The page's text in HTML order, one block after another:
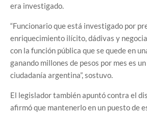
era investigado.
“Funcionario que está investigado por
enriquecimiento ilícito, dádivas y
con la función pública que se quede en
ganando millones de pesos por mes es
ciudadanía argentina”, sostuvo.
El legislador también apuntó contra el
afirmó que mantenerlo en un puesto de